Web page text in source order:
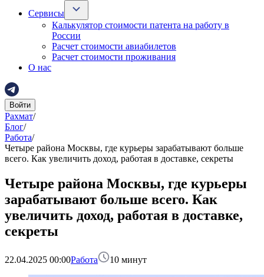
Сервисы
Калькулятор стоимости патента на работу в
России
Расчет стоимости авиабилетов
Расчет стоимости проживания
О нас
Войти
Рахмат/
Блог/
Работа/
Четыре района Москвы, где курьеры зарабатывают больше
всего. Как увеличить доход, работая в доставке, секреты
Четыре района Москвы, где курьеры
зарабатывают больше всего. Как
увеличить доход, работая в доставке,
секреты
22.04.2025 00:00Работа 10 минут